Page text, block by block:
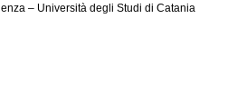
– Università degli Studi di Catania